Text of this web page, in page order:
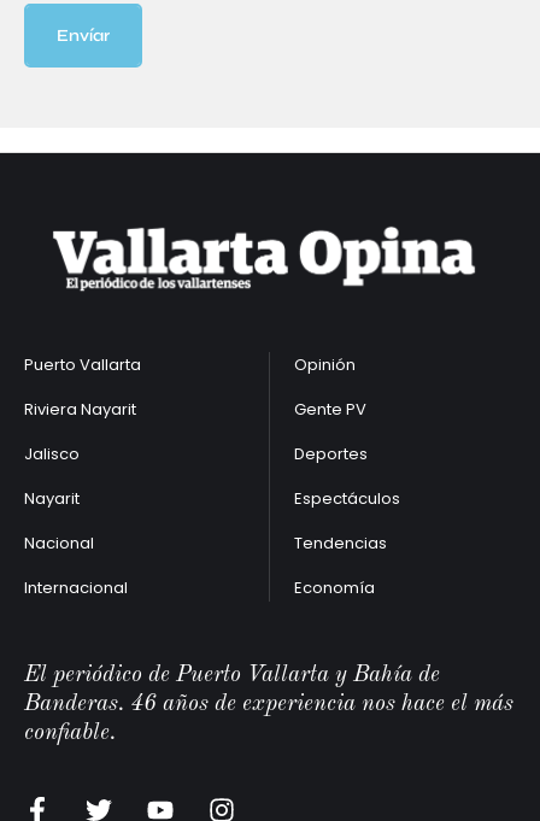
Envíar
Puerto Vallarta
Riviera Nayarit
Jalisco
Nayarit
Nacional
Internacional
Opinión
Gente PV
Deportes
Espectáculos
Tendencias
Economía
El periódico de Puerto Vallarta y Bahía de
Banderas. 46 años de experiencia nos hace el más
confiable.